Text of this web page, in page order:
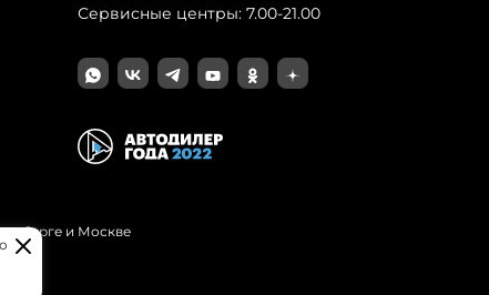
Сервисные центры: 7.00-21.00
и Москве